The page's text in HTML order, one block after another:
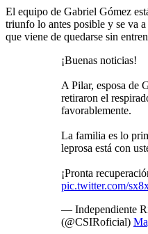
El equipo de Gabriel Gómez
triunfo lo antes posible y se va
que viene de quedarse sin
¡Buenas noticias!
A Pilar, esposa de
retiraron el
favorablemente.
La familia es lo
leprosa está con
¡Pronta
pic.twitter.com/
— Independiente
(@CSIRoficial)